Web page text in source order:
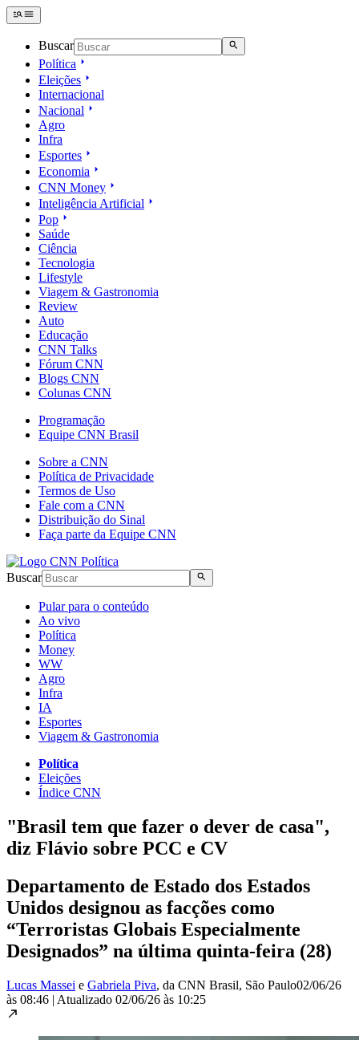
Buscar
Política
Eleições
Internacional
Nacional
Agro
Infra
Esportes
Economia
CNN Money
Inteligência Artificial
Pop
Saúde
Ciência
Tecnologia
Lifestyle
Viagem & Gastronomia
Review
Auto
Educação
CNN Talks
Fórum CNN
Blogs CNN
Colunas CNN
Programação
Equipe CNN Brasil
Sobre a CNN
Política de Privacidade
Termos de Uso
Fale com a CNN
Distribuição do Sinal
Faça parte da Equipe CNN
Buscar
Pular para o conteúdo
Ao vivo
Política
Money
WW
Agro
Infra
IA
Esportes
Viagem & Gastronomia
Política
Eleições
Índice CNN
"Brasil tem que fazer o dever de casa",
diz Flávio sobre PCC e CV
Departamento de Estado dos Estados
Unidos designou as facções como
“Terroristas Globais Especialmente
Designados” na última quinta-feira (28)
Lucas Massei e Gabriela Piva, da CNN Brasil, São Paulo02/06/26
às 08:46 | Atualizado 02/06/26 às 10:25